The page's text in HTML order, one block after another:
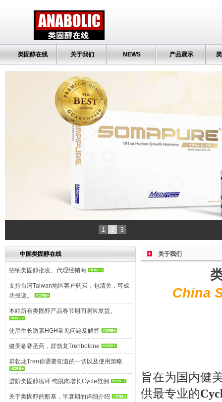
类固醇在线 关于我们 NEWS 产品展示
1 2 3
中国类固醇在线
招纳类固醇批发、代理经销商
支持台湾Taiwan地区客户购买，包清关，可成
功投递。
本站所有类固醇产品春节期间照常发货。
使用生长激素HGH常见问题及解答
健美备赛圣药，群勃龙Trenbolone
群勃龙Tren你需要知道的一切以及使用策略
进阶类固醇循环 纯肌肉增长Cycle范例
关于类固醇的酯基，半衰期的详细介绍
关于我们
China
旨在为国内健
供最专业的